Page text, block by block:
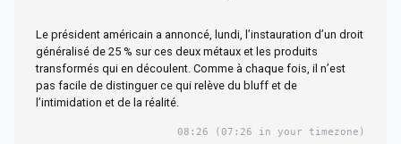
Le président américain a annoncé, lundi, l’instauration d’un droit
généralisé de 25 % sur ces deux métaux et les produits
transformés qui en découlent. Comme à chaque fois, il n’est
pas facile de distinguer ce qui relève du bluff et de
l’intimidation et de la réalité.
08:26 (07:26 in your timezone)